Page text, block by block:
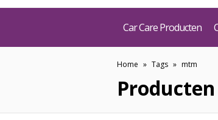
Car Care Producten
Home » Tags » mtm